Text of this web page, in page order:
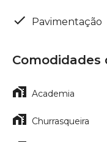
Pavimentação
Academia
Churrasqueira